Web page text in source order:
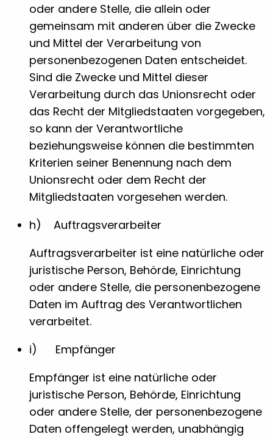
oder andere Stelle, die allein oder
gemeinsam mit anderen über die Zwecke
und Mittel der Verarbeitung von
personenbezogenen Daten entscheidet.
Sind die Zwecke und Mittel dieser
Verarbeitung durch das Unionsrecht oder
das Recht der Mitgliedstaaten vorgegeben,
so kann der Verantwortliche
beziehungsweise können die bestimmten
Kriterien seiner Benennung nach dem
Unionsrecht oder dem Recht der
Mitgliedstaaten vorgesehen werden.
h) Auftragsverarbeiter
Auftragsverarbeiter ist eine natürliche oder
juristische Person, Behörde, Einrichtung
oder andere Stelle, die personenbezogene
Daten im Auftrag des Verantwortlichen
verarbeitet.
i) Empfänger
Empfänger ist eine natürliche oder
juristische Person, Behörde, Einrichtung
oder andere Stelle, der personenbezogene
Daten offengelegt werden, unabhängig